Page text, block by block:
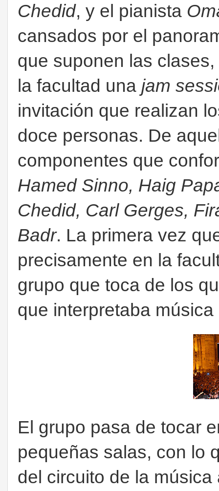
Chedid, y el pianista
cansados por el
que suponen las
la facultad una jam
invitación que realizan
doce personas. De
componentes que
Hamed Sinno, Haig
Chedid, Carl Gerges,
Badr. La primera vez
precisamente en la
grupo que toca de los
que interpretaba
El grupo pasa de tocar
pequeñas salas, con lo
del circuito de la